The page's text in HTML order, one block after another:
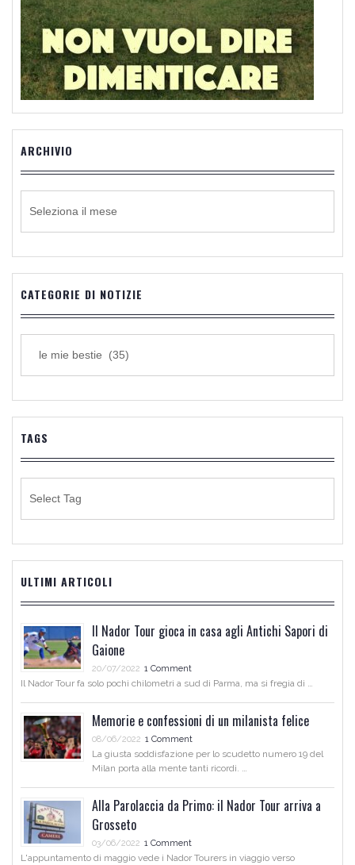
ARCHIVIO
CATEGORIE DI NOTIZIE
NOTIZIE
TAGS
ULTIMI ARTICOLI
Il Nador Tour gioca in casa agli Antichi Sapori di
Gaione
20/07/2022 1 Comment
Il Nador Tour fa solo pochi chilometri a sud di Parma, ma si fregia di …
Memorie e confessioni di un milanista felice
08/06/2022 1 Comment
La giusta soddisfazione per lo scudetto numero 19 del
Milan porta alla mente tanti ricordi. …
Alla Parolaccia da Primo: il Nador Tour arriva a
Grosseto
03/06/2022 1 Comment
L'appuntamento di maggio vede i Nador Tourers in viaggio verso